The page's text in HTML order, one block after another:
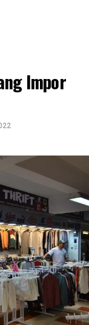
Impor